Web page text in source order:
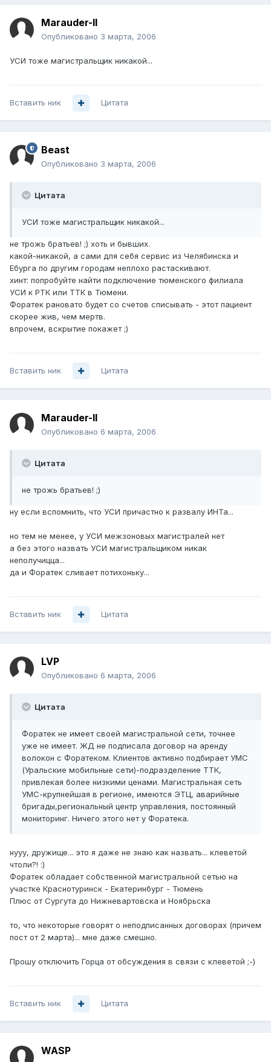
Marauder-II
Опубликовано 3 марта, 2006
УСИ тоже магистральщик никакой...
Вставить ник Цитата
Beast
Опубликовано 3 марта, 2006
Цитата
УСИ тоже магистральщик никакой...
не трожь братьев! ;) хоть и бывших.
какой-никакой, а сами для себя сервис из Челябинска и
Ебурга по другим городам неплохо растаскивают.
хинт: попробуйте найти подключение тюменского филиала
УСИ к РТК или ТТК в Тюмени.
Форатек рановато будет со счетов списывать - этот пациент
скорее жив, чем мертв.
впрочем, вскрытие покажет ;)
Вставить ник Цитата
Marauder-II
Опубликовано 6 марта, 2006
Цитата
не трожь братьев! ;)
ну если вспомнить, что УСИ причастно к развалу ИНТа...
но тем не менее, у УСИ межзоновых магистралей нет
а без этого назвать УСИ магистральщиком никак
неполучицца...
да и Форатек сливает потихоньку...
Вставить ник Цитата
LVP
Опубликовано 6 марта, 2006
Цитата
Форатек не имеет своей магистральной сети, точнее
уже не имеет. ЖД не подписала договор на аренду
волокон с Форатеком. Клиентов активно подбирает УМС
(Уральские мобильные сети)-подразделение ТТК,
привлекая более низкими ценами. Магистральная сеть
УМС-крупнейшая в регионе, имеются ЭТЦ, аварийные
бригады,региональный центр управления, постоянный
мониторинг. Ничего этого нет у Форатека.
нууу, дружище... это я даже не знаю как назвать... клеветой
чтоли?! :)
Форатек обладает собственной магистральной сетью на
участке Краснотуринск - Екатеринбург - Тюмень
Плюс от Сургута до Нижневартовска и Ноябрьска
то, что некоторые говорят о неподписанных договорах (причем
пост от 2 марта)... мне даже смешно.
Прошу отключить Горца от обсуждения в связи с клеветой ;-)
Вставить ник Цитата
WASP